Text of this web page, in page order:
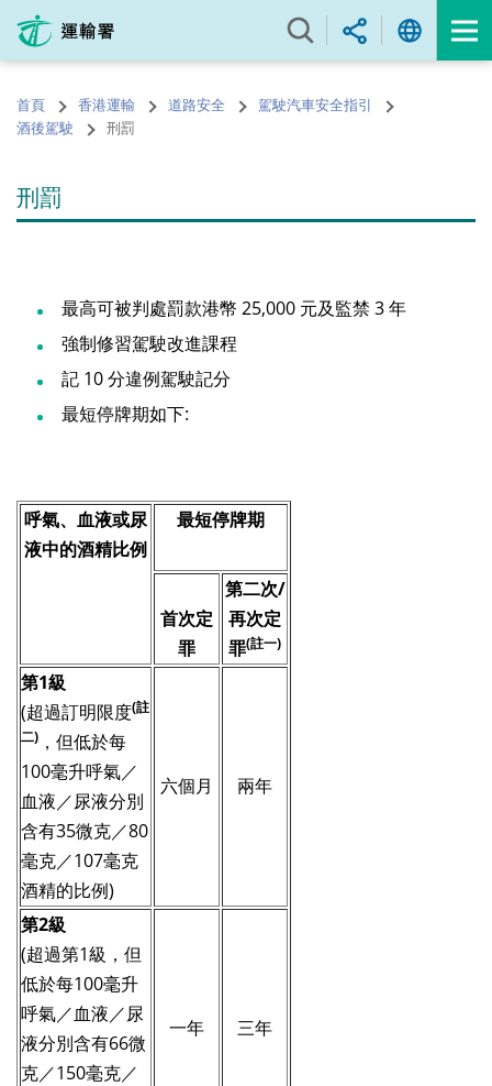
內
的
開
首頁 香港運輸 道路安全
駕駛汽車安全指引
酒後駕駛
刑罰
刑罰
最高可被判處罰款港幣 25,000 元及監禁 3 年
強制修習駕駛改進課程
記 10 分違例駕駛記分
最短停牌期如下:
呼氣、血液或尿
液中的酒精比例
最短停牌期
首次定
罪
第二次/
再次定
罪(註一)
第1級
(超過訂明限度(註
二) ，但低於每
100毫升呼氣／
血液／尿液分別
含有35微克／80
毫克／107毫克
酒精的比例)
六個月 兩年
第2級
(超過第1級，但
低於每100毫升
呼氣／血液／尿
液分別含有66微
克／150毫克／
一年 三年